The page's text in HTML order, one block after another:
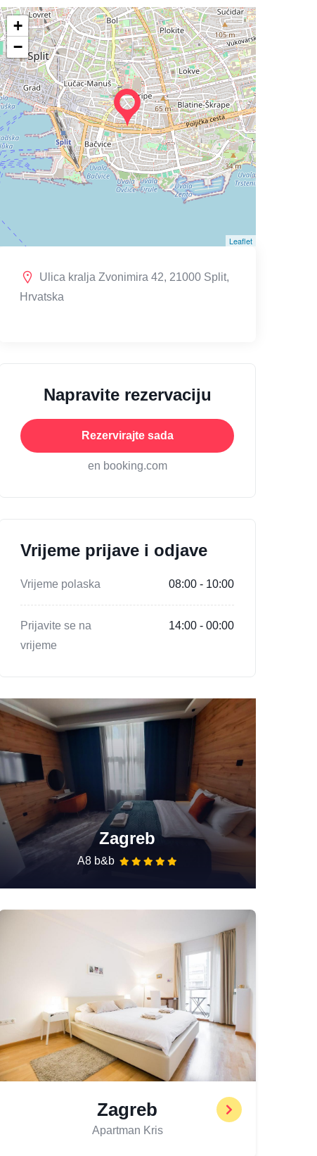
+
−
Leaflet
Ulica kralja Zvonimira 42, 21000 Split,
Hrvatska
Napravite rezervaciju
Rezervirajte sada
en booking.com
Vrijeme prijave i odjave
Vrijeme polaska 08:00 - 10:00
Prijavite se na
vrijeme
14:00 - 00:00
Zagreb
A8 b&b
Zagreb
Apartman Kris